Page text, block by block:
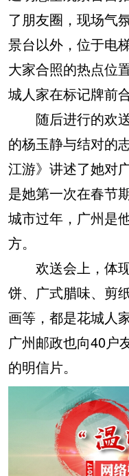
了朋友圈，现场气
景台以外，位于电
大家合照的热点位
城人家在标记牌前
随后进行的欢送
的杨玉静与结对的
江游》讲述了她对
是她第一次在春节
城市过年，广州是
方。
欢送会上，体现
饼、广式腊味、剪
画等，都是花城人
广州邮政也向40户
的明信片。